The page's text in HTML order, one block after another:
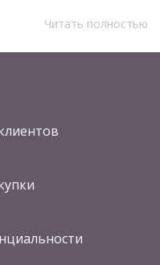
Читать полностью